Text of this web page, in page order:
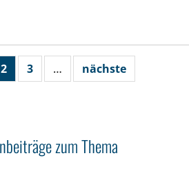
2 3 … nächste
zum Thema